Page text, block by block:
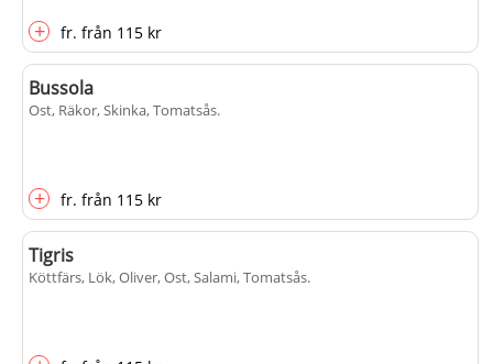
+ fr. från 115 kr
Bussola
Ost, Räkor, Skinka, Tomatsås.
+ fr. från 115 kr
Tigris
Köttfärs, Lök, Oliver, Ost, Salami, Tomatsås.